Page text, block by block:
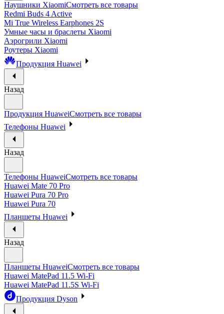
Наушники XiaomiСмотреть все товары
Redmi Buds 4 Active
Mi True Wireless Earphones 2S
Умные часы и браслеты Xiaomi
Аэрогрили Xiaomi
Роутеры Xiaomi
Продукция Huawei
Назад
Продукция HuaweiСмотреть все товары
Телефоны Huawei
Назад
Телефоны HuaweiСмотреть все товары
Huawei Mate 70 Pro
Huawei Pura 70 Pro
Huawei Pura 70
Планшеты Huawei
Назад
Планшеты HuaweiСмотреть все товары
Huawei MatePad 11.5 Wi-Fi
Huawei MatePad 11.5S Wi-Fi
Продукция Dyson